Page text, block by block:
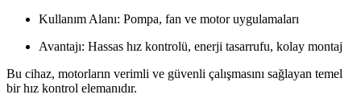
Kullanım Alanı: Pompa, fan ve motor uygulamaları
Avantajı: Hassas hız kontrolü, enerji tasarrufu, kolay montaj
Bu cihaz, motorların verimli ve güvenli çalışmasını sağlayan temel
bir hız kontrol elemanıdır.